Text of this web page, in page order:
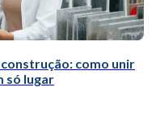
como unir
só lugar